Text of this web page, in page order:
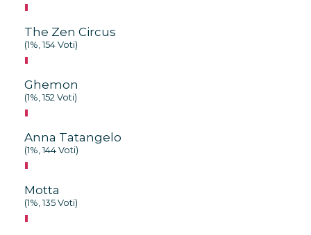
The Zen Circus
(1%, 154 Voti)
Ghemon
(1%, 152 Voti)
Anna Tatangelo
(1%, 144 Voti)
Motta
(1%, 135 Voti)